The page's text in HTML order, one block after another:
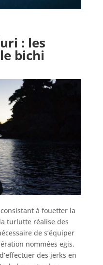
: les
bichi
à fouetter la
turlutte réalise des
de s’équiper
nommées egis.
des jerks en